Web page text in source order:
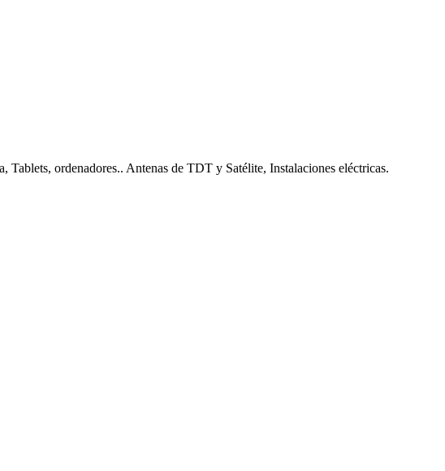
ordenadores.. Antenas de TDT y Satélite, Instalaciones eléctricas.